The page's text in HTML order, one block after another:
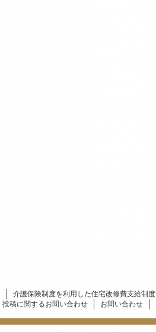
介護保険制度を利用した住宅改修費支給制度
投稿に関するお問い合わせ お問い合わせ